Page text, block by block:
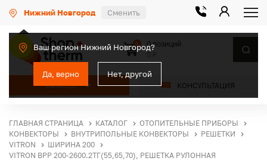
Нижний Новгород Сменить
Ваш регион Нижний Новгород?
Да, верно Нет, другой
КАТАЛОГ КОНСУЛЬТАЦИЯ
0
0 позиций
ГЛАВНАЯ СТРАНИЦА КАТАЛОГ
ОТОПИТЕЛЬНЫЕ ПРИБОРЫ
КОНВЕКТОРЫ
ВНУТРИПОЛЬНЫЕ КОНВЕКТОРЫ
РЕШЕТКИ
VITRON
ШИРИНА 200
VITRON ВРР 200-2600.2ТГ(55,65,70), РЕШЕТКА РУЛОННАЯ